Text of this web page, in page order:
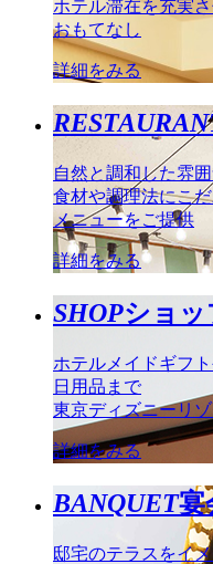
ホテル滞在を充実
おもてなし
詳細をみる
自然と調和した雰
食材や調理法にこ
メニューをご提供
詳細をみる
SHOPショッ
ホテルメイドギフ
日用品まで
東京ディズニーリ
詳細をみる
BANQUET宴
邸宅のテラスをイ